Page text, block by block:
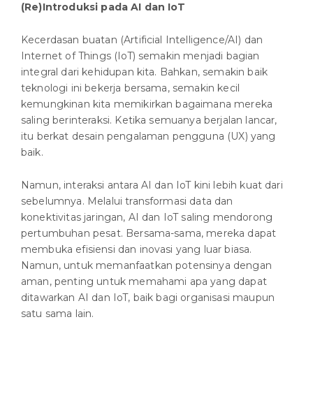
(Re)Introduksi pada AI dan IoT
Kecerdasan buatan (Artificial Intelligence/AI) dan
Internet of Things (IoT) semakin menjadi bagian
integral dari kehidupan kita. Bahkan, semakin baik
teknologi ini bekerja bersama, semakin kecil
kemungkinan kita memikirkan bagaimana mereka
saling berinteraksi. Ketika semuanya berjalan lancar,
itu berkat desain pengalaman pengguna (UX) yang
baik.
Namun, interaksi antara AI dan IoT kini lebih kuat dari
sebelumnya. Melalui transformasi data dan
konektivitas jaringan, AI dan IoT saling mendorong
pertumbuhan pesat. Bersama-sama, mereka dapat
membuka efisiensi dan inovasi yang luar biasa.
Namun, untuk memanfaatkan potensinya dengan
aman, penting untuk memahami apa yang dapat
ditawarkan AI dan IoT, baik bagi organisasi maupun
satu sama lain.